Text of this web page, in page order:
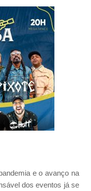
e o avanço na
dos eventos já se